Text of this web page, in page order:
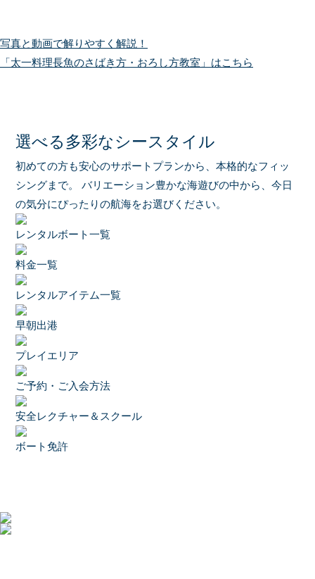
写真と動画で解りやすく解説！
「太一料理長魚のさばき方・おろし方教室」はこちら
選べる多彩なシースタイル
初めての方も安心のサポートプランから、本格的なフィッ
シングまで。
バリエーション豊かな海遊びの中から、今日
の気分にぴったりの航海をお選びください。
レンタルボート一覧
料金一覧
レンタルアイテム一覧
早朝出港
プレイエリア
ご予約・ご入会方法
安全レクチャー＆スクール
ボート免許